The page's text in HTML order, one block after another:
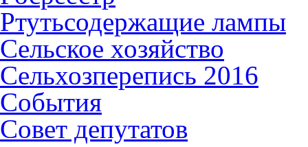
Ртутьсодержащие лампы
Сельское хозяйство
Сельхозперепись 2016
События
Совет депутатов